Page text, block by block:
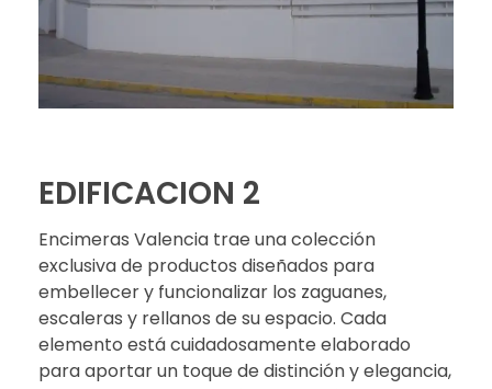
EDIFICACION 2
Encimeras Valencia trae una colección
exclusiva de productos diseñados para
embellecer y funcionalizar los zaguanes,
escaleras y rellanos de su espacio. Cada
elemento está cuidadosamente elaborado
para aportar un toque de distinción y elegancia,